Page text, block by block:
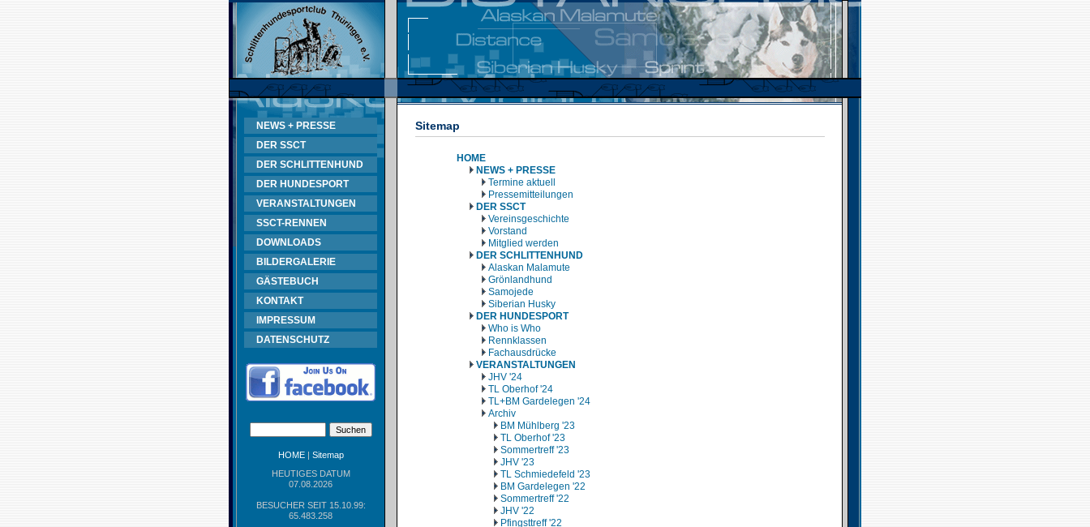
NEWS + PRESSE
DER SSCT
DER SCHLITTENHUND
DER HUNDESPORT
VERANSTALTUNGEN
SSCT-RENNEN
DOWNLOADS
BILDERGALERIE
GÄSTEBUCH
KONTAKT
IMPRESSUM
DATENSCHUTZ
HOME| Sitemap
HEUTIGES DATUM
07.08.2026
BESUCHER SEIT 15.10.99:
65.483.258
Sitemap
HOME
NEWS + PRESSE
Termine aktuell
Pressemitteilungen
DER SSCT
Vereinsgeschichte
Vorstand
Mitglied werden
DER SCHLITTENHUND
Alaskan Malamute
Grönlandhund
Samojede
Siberian Husky
DER HUNDESPORT
Who is Who
Rennklassen
Fachausdrücke
VERANSTALTUNGEN
JHV '24
TL Oberhof '24
TL+BM Gardelegen '24
Archiv
BM Mühlberg '23
TL Oberhof '23
Sommertreff '23
JHV '23
TL Schmiedefeld '23
BM Gardelegen '22
Sommertreff '22
JHV '22
Pfingsttreff '22